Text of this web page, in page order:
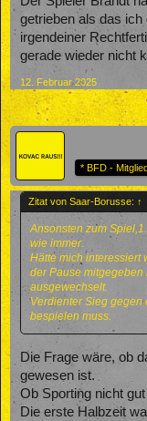
getrieben als das
irgendeiner
gerade wieder nicht
12. Februar 2025
* BFD -
Zitat von Saar-Borusse: ↑
Ansonsten zum
wie immer.
Hätte mich interessiert
der Pause
ausgewechselt.
Verdienter Sieg gegen
bespielen muss.
Die Frage wäre, ob
gewesen ist.
Ob Sporting nicht
Die erste Halbzeit